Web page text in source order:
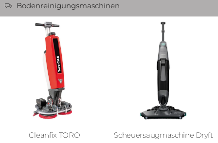
Bodenreinigungs­­maschinen
Cleanfix TORO Scheuersaugmaschine Dryft